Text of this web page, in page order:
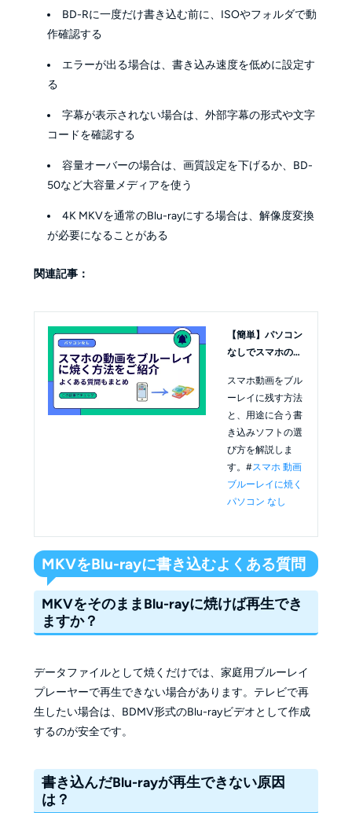
BD-Rに一度だけ書き込む前に、ISOやフォルダで動
作確認する
エラーが出る場合は、書き込み速度を低めに設定す
る
字幕が表示されない場合は、外部字幕の形式や文字
コードを確認する
容量オーバーの場合は、画質設定を下げるか、BD-
50など大容量メディアを使う
4K MKVを通常のBlu-rayにする場合は、解像度変換
が必要になることがある
関連記事：
【簡単】パソコン
なしでスマホの動
焼く方法をご紹介
スマホ動画をブル
ーレイに残す方法
と、用途に合う書
き込みソフトの選
び方を解説しま
す。#スマホ 動画
ブルーレイに焼く
パソコン なし
MKVをBlu-rayに書き込むよくある質問
MKVをそのままBlu-rayに焼けば再生でき
ますか？
データファイルとして焼くだけでは、家庭用ブルーレイ
プレーヤーで再生できない場合があります。テレビで再
生したい場合は、BDMV形式のBlu-rayビデオとして作成
するのが安全です。
書き込んだBlu-rayが再生できない原因
は？